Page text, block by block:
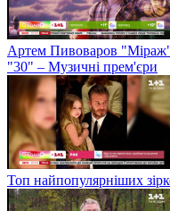
Артем Пивоваров
"30" – Музичні прем'єри
Топ найпопулярніших